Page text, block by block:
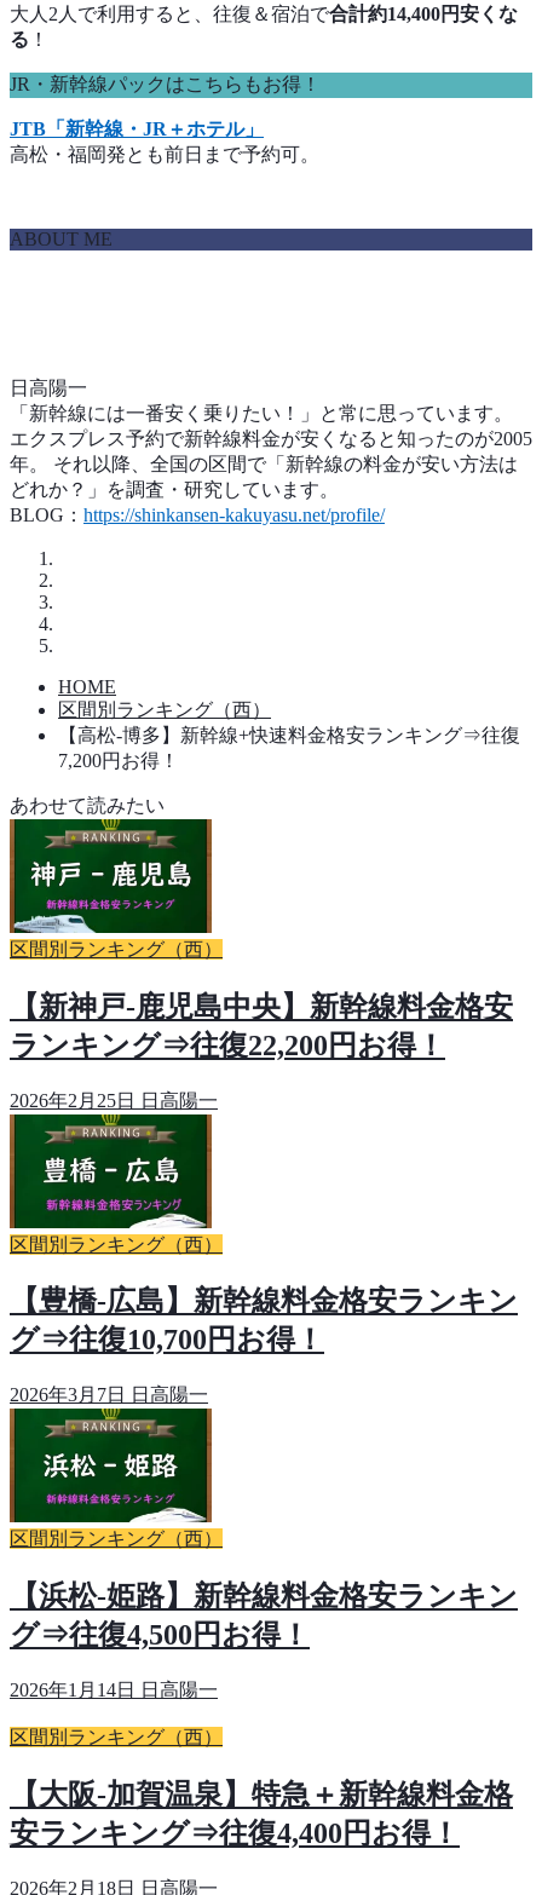
大人2人で利用すると、往復＆宿泊で合計約14,400円安くな
る ！
JR・新幹線パックはこちらもお得！
JTB「新幹線・JR＋ホテル」
高松・福岡発とも前日まで予約可。
ABOUT ME
日高陽一
「新幹線には一番安く乗りたい！」と常に思っています。
エクスプレス予約で新幹線料金が安くなると知ったのが2005
年。 それ以降、全国の区間で「新幹線の料金が安い方法は
どれか？」を調査・研究しています。
BLOG： https://shinkansen-kakuyasu.net/profile/
HOME
区間別ランキング（西）
【高松-博多】新幹線+快速料金格安ランキング⇒往復
7,200円お得！
あわせて読みたい
区間別ランキング（西）
【新神戸-鹿児島中央】新幹線料金格安
ランキング⇒往復22,200円お得！
2026年2月25日 日高陽一
区間別ランキング（西）
【豊橋-広島】新幹線料金格安ランキン
グ⇒往復10,700円お得！
2026年3月7日 日高陽一
区間別ランキング（西）
【浜松-姫路】新幹線料金格安ランキン
グ⇒往復4,500円お得！
2026年1月14日 日高陽一
区間別ランキング（西）
【大阪-加賀温泉】特急＋新幹線料金格
安ランキング⇒往復4,400円お得！
2026年2月18日 日高陽一